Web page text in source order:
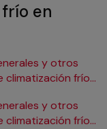
en
y otros
climatización frío
y otros
climatización frío